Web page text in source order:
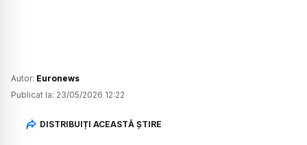
Autor: Euronews
Publicat la: 23/05/2026 12:22
DISTRIBUIȚI ACEASTĂ ȘTIRE